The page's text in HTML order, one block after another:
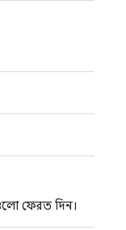
ফেরত দিন।